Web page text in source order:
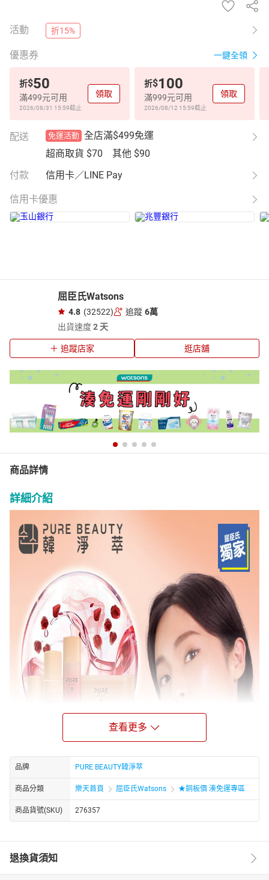
活動 折15%
優惠券 一鍵全領
折$50
滿499元可用
2026/08/31 15:59截止
領取
折$100
滿999元可用
2026/08/12 15:59截止
領取
配送 免運活動 全店滿$499免運
超商取貨 $70 其他 $90
付款
信用卡／LINE Pay
信用卡優惠
屈臣氏Watsons
4.8 (32522) 追蹤 6萬
出貨速度2 天
追蹤店家 逛店舖
商品詳情
詳細介紹
查看更多
品牌 PURE BEAUTY韓淨萃
商品分類 樂天首頁 屈臣氏Watsons ★銅板價 湊免運專區
商品貨號(SKU) 276357
退換貨須知